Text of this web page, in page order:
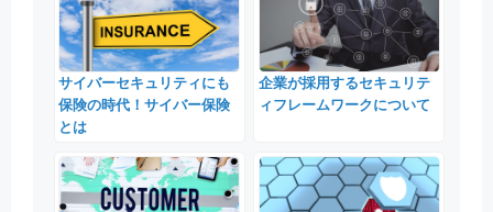
サイバーセキュリティにも
保険の時代！サイバー保険
とは
企業が採用するセキュリテ
ィフレームワークについて